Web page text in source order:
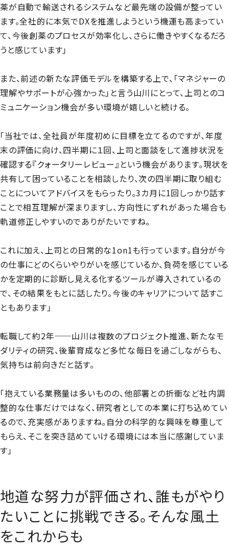
薬が自動で輸送されるシステムなど最先端の設備が整ってい
ます。全社的に本気でDXを推進しようという機運も高まってい
て、今後創薬のプロセスが効率化し、さらに働きやすくなるだろ
うと感じています」
また、前述の新たな評価モデルを構築する上で、「マネジャーの
理解やサポートが心強かった」と言う山川にとって、上司とのコ
ミュニケーション機会が多い環境が嬉しいと続ける。
「当社では、全社員が年度初めに目標を立てるのですが、年度
末の評価に向け、四半期に１回、上司と面談をして進捗状況を
確認する『クォータリーレビュー』という機会があります。現状を
共有して困っていることを相談したり、次の四半期に取り組む
ことについてアドバイスをもらったり。3カ月に1回しっかり話す
ことで相互理解が深まりますし、方向性にずれがあった場合も
軌道修正しやすいのでありがたいですね。
これに加え、上司との日常的な1on1も行っています。自分が今
の仕事にどのくらいやりがいを感じているか、負荷を感じている
かを定期的に診断し見える化するツールが導入されているの
で、その結果をもとに話したり。今後のキャリアについて話すこ
ともあります」
転職して約2年──山川は複数のプロジェクト推進、新たなモ
ダリティの研究、後輩育成など多忙な毎日を過ごしながらも、
気持ちは前向きだと話す。
「抱えている業務量は多いものの、他部署との折衝など社内調
整的な仕事だけではなく、研究者としての本業に打ち込めてい
るので、充実感がありますね。自分の科学的な興味を尊重して
もらえ、そこを突き詰めていける環境には本当に感謝していま
す」
地道な努力が評価され、誰もがやり
たいことに挑戦できる。そんな風土
をこれからも